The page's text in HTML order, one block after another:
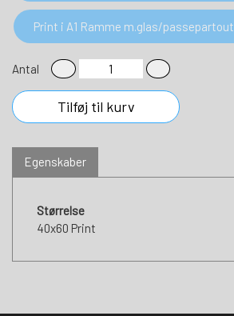
Print i A1 Ramme m.glas/passepartout
Antal
Tilføj til kurv
Egenskaber
Størrelse
40x60 Print